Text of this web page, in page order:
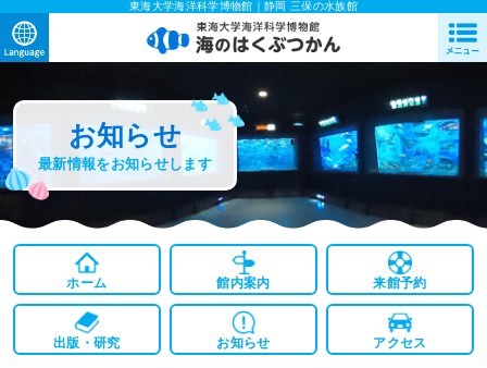
東海大学海洋科学博物館｜静岡 三保の水族館
お知らせ
最新情報をお知らせします
ホーム 館内案内 来館予約
出版・研究 お知らせ アクセス